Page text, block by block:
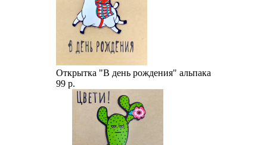
Открытка "В день рождения" альпака
99 р.